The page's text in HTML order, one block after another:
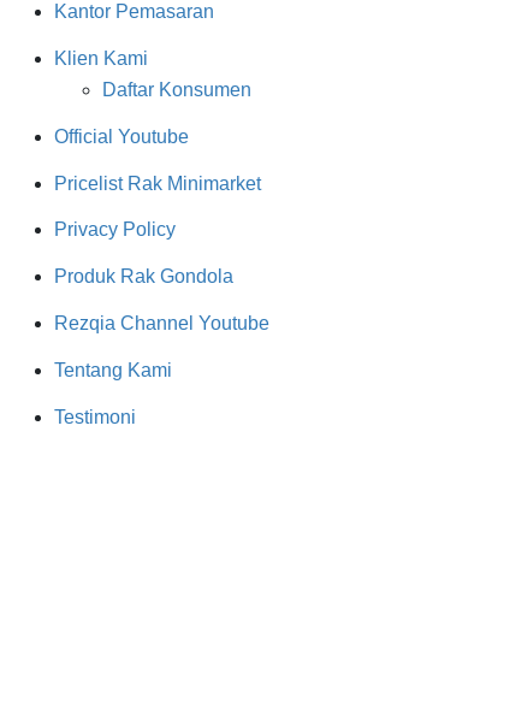
Kantor Pemasaran
Klien Kami
Daftar Konsumen
Official Youtube
Pricelist Rak Minimarket
Privacy Policy
Produk Rak Gondola
Rezqia Channel Youtube
Tentang Kami
Testimoni